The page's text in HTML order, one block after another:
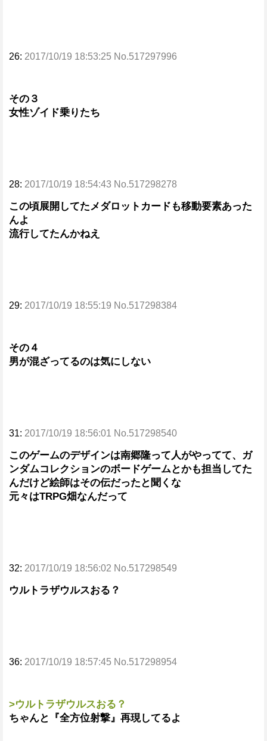
26: 2017/10/19 18:53:25 No.517297996
その３
女性ゾイド乗りたち
28: 2017/10/19 18:54:43 No.517298278
この頃展開してたメダロットカードも移動要素あった
んよ
流行してたんかねえ
29: 2017/10/19 18:55:19 No.517298384
その４
男が混ざってるのは気にしない
31: 2017/10/19 18:56:01 No.517298540
このゲームのデザインは南郷隆って人がやってて、ガ
ンダムコレクションのボードゲームとかも担当してた
んだけど絵師はその伝だったと聞くな
元々はTRPG畑なんだって
32: 2017/10/19 18:56:02 No.517298549
ウルトラザウルスおる？
36: 2017/10/19 18:57:45 No.517298954
>ウルトラザウルスおる？
ちゃんと『全方位射撃』再現してるよ